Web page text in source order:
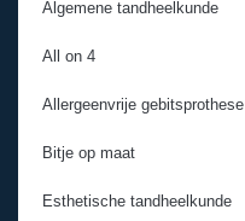
Algemene tandheelkunde
All on 4
Allergeenvrije gebitsprothese
Bitje op maat
Esthetische tandheelkunde